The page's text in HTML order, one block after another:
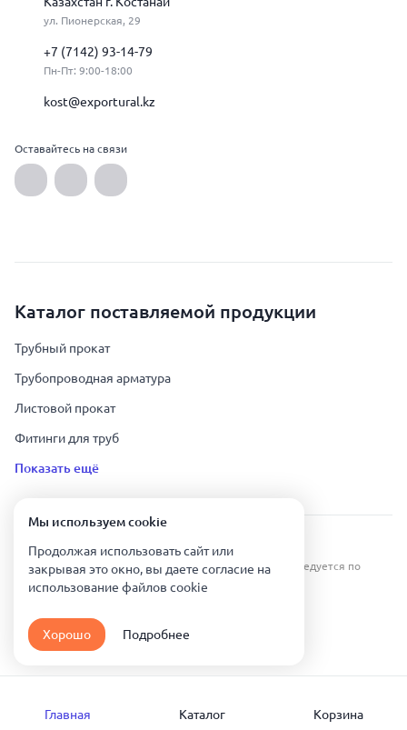
ул. Пионерская, 29
+7 (7142) 93-14-79
Пн-Пт: 9:00-18:00
kost@exportural.kz
Оставайтесь на связи
Каталог поставляемой продукции
Трубный прокат
Трубопроводная арматура
Листовой прокат
Фитинги для труб
Показать ещё
Урал Тех Экспорт — Казахстан © 2019-
Все права защищены. Копирование информации преследуется по
Карта сайта
Политика конфиденциальности
Мы используем сookie
Продолжая использовать сайт или
закрывая это окно, вы даете согласие на
использование файлов сookie
Хорошо Подробнее
Главная Каталог Корзина